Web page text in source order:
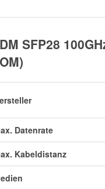
SFP28
Datenrate
Kabeldistanz